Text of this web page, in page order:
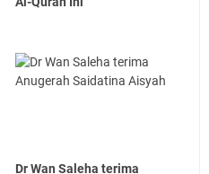
Dr Wan Saleha terima